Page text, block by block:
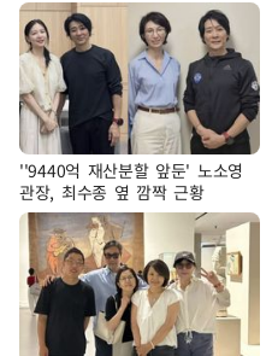
''9440억 재산분할 앞둔' 노소영
관장, 최수종 옆 깜짝 근황